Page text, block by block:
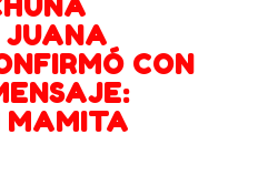
CON
MAMITA